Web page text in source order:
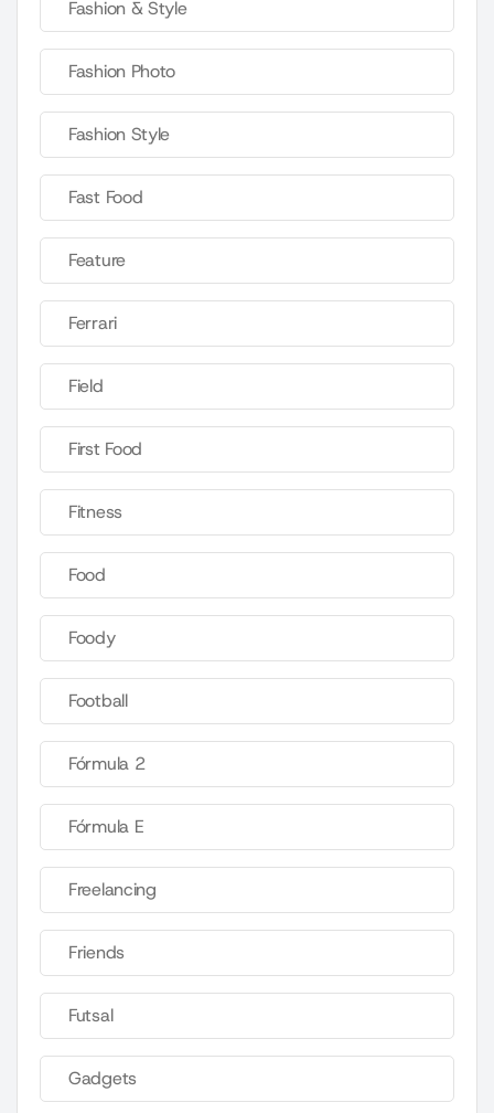
Fashion & Style
Fashion Photo
Fashion Style
Fast Food
Feature
Ferrari
Field
First Food
Fitness
Food
Foody
Football
Fórmula 2
Fórmula E
Freelancing
Friends
Futsal
Gadgets